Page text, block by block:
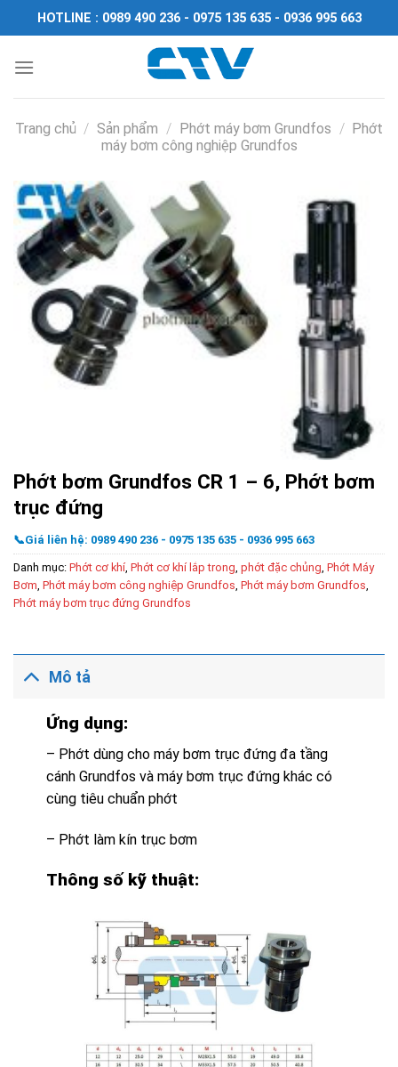
Chuyển
đến
dung
HOTLINE : 0989 490 236 - 0975 135 635 - 0936 995 663
Trang chủ / Sản phẩm / Phớt máy bơm Grundfos / Phớt
máy bơm công nghiệp Grundfos
Phớt bơm Grundfos CR 1 – 6, Phớt bơm
trục đứng
📞Giá liên hệ: 0989 490 236 - 0975 135 635 - 0936 995 663
Danh mục: Phớt cơ khí Phớt cơ khí lắp trong phớt đặc chủng Phớt Máy
Bơm Phớt máy bơm công nghiệp Grundfos Phớt máy bơm Grundfos
Phớt máy bơm trục đứng Grundfos
Mô tả
Ứng dụng:
– Phớt dùng cho máy bơm trục đứng đa tầng
cánh Grundfos và máy bơm trục đứng khác có
cùng tiêu chuẩn phớt
– Phớt làm kín trục bơm
Thông số kỹ thuật: